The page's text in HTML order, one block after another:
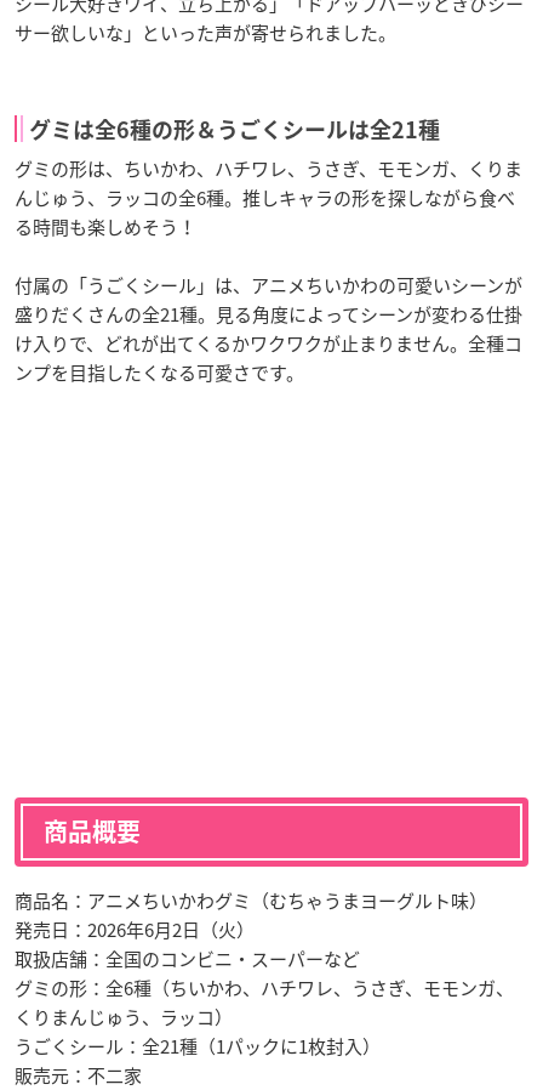
サー欲しいな」といった声が寄せられました。
グミは全6種の形＆うごくシールは全21種
グミの形は、ちいかわ、ハチワレ、うさぎ、モモンガ、くりま
んじゅう、ラッコの全6種。推しキャラの形を探しながら食べ
る時間も楽しめそう！
付属の「うごくシール」は、アニメちいかわの可愛いシーンが
盛りだくさんの全21種。見る角度によってシーンが変わる仕掛
け入りで、どれが出てくるかワクワクが止まりません。全種コ
ンプを目指したくなる可愛さです。
商品概要
商品名：アニメちいかわグミ（むちゃうまヨーグルト味）
発売日：2026年6月2日（火）
取扱店舗：全国のコンビニ・スーパーなど
グミの形：全6種（ちいかわ、ハチワレ、うさぎ、モモンガ、
くりまんじゅう、ラッコ）
うごくシール：全21種（1パックに1枚封入）
販売元：不二家